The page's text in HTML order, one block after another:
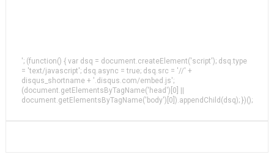
'; (function() { var dsq = document.createElement('script'); dsq.type
= 'text/javascript'; dsq.async = true; dsq.src = '//' +
disqus_shortname + '.disqus.com/embed.js';
(document.getElementsByTagName('head')[0] ||
document.getElementsByTagName('body')[0]).appendChild(dsq); })();